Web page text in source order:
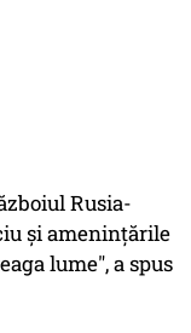
Rusia-
şi ameninţările
lume", a spus